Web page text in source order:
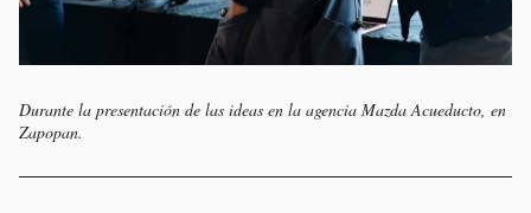
Durante la presentación de las ideas en la agencia Mazda Acueducto, en
Zapopan.